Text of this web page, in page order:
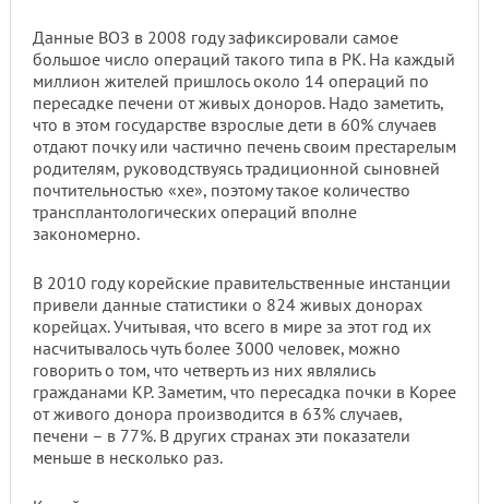
Данные ВОЗ в 2008 году зафиксировали самое
большое число операций такого типа в РК. На каждый
миллион жителей пришлось около 14 операций по
пересадке печени от живых доноров. Надо заметить,
что в этом государстве взрослые дети в 60% случаев
отдают почку или частично печень своим престарелым
родителям, руководствуясь традиционной сыновней
почтительностью «хе», поэтому такое количество
трансплантологических операций вполне
закономерно.
В 2010 году корейские правительственные инстанции
привели данные статистики о 824 живых донорах
корейцах. Учитывая, что всего в мире за этот год их
насчитывалось чуть более 3000 человек, можно
говорить о том, что четверть из них являлись
гражданами КР. Заметим, что пересадка почки в Корее
от живого донора производится в 63% случаев,
печени – в 77%. В других странах эти показатели
меньше в несколько раз.